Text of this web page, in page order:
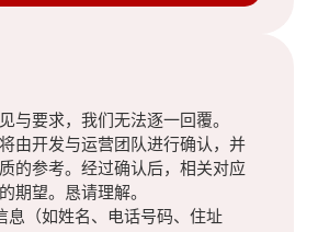
与要求，我们无法逐一回覆。
由开发与运营团队进行确认，并
的参考。经过确认后，相关对应
期望。恳请理解。
息（如姓名、电话号码、住址